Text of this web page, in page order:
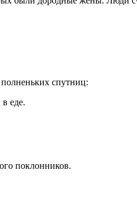
спутниц:
еде.
поклонников.